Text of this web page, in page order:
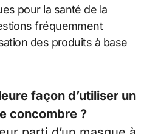
pour la santé de la
fréquemment
des produits à base
façon d’utiliser un
concombre ?